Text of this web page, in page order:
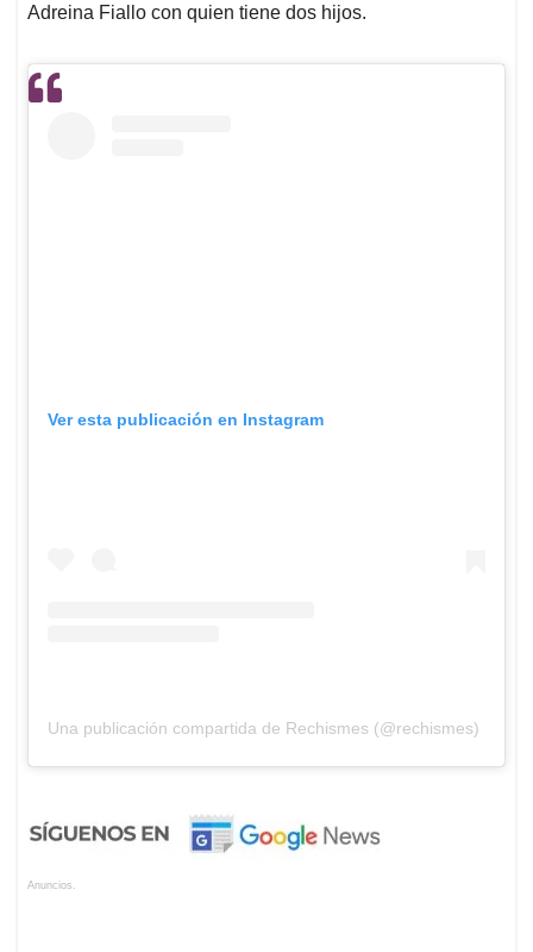
Adreina Fiallo con quien tiene dos hijos.
Ver esta publicación en Instagram
Una publicación compartida de Rechismes (@rechismes)
Anuncios.